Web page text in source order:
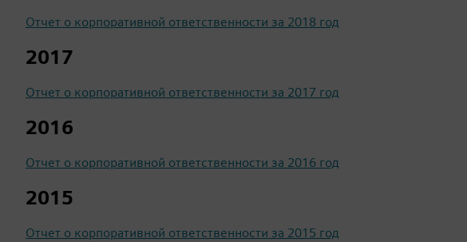
Отчет о корпоративной ответственности за 2018 год
2017
Отчет о корпоративной ответственности за 2017 год
2016
Отчет о корпоративной ответственности за 2016 год
2015
Отчет о корпоративной ответственности за 2015 год